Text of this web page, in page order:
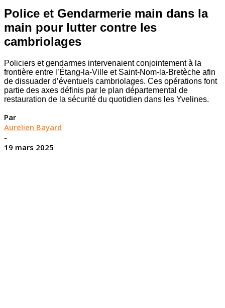
Police et Gendarmerie main dans la
main pour lutter contre les
cambriolages
Policiers et gendarmes intervenaient conjointement à la
frontière entre l’Étang-la-Ville et Saint-Nom-la-Bretèche afin
de dissuader d’éventuels cambriolages. Ces opérations font
partie des axes définis par le plan départemental de
restauration de la sécurité du quotidien dans les Yvelines.
Par
Aurelien Bayard
-
19 mars 2025